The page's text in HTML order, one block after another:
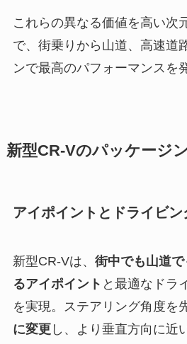
これらの異なる価値を高い次
で、街乗りから山道、高速道
ンで最高のパフォーマンスを
新型CR-Vのパッケージ
アイポイントとドライビ
新型CR-Vは、 街中でも山道
るアイポイント と最適なドラ
を実現。ステアリング角度を
に変更し、より垂直方向に近